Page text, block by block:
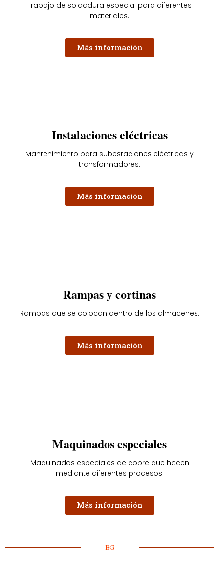
Trabajo de soldadura especial para diferentes
materiales.
Más información
Instalaciones eléctricas
Mantenimiento para subestaciones eléctricas y
transformadores.
Más información
Rampas y cortinas
Rampas que se colocan dentro de los almacenes.
Más información
Maquinados especiales
Maquinados especiales de cobre que hacen
mediante diferentes procesos.
Más información
BG